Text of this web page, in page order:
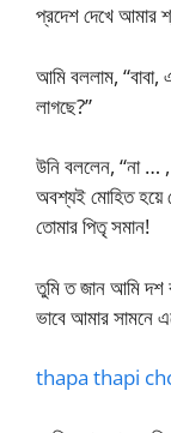
প্রদেশ দেখে আমার
আমি বললাম,
লাগছে?”
উনি বললেন, “না …
অবশ্যই মোহিত হয়ে
তোমার পিতৃ সমান!
তুমি ত জান আমি
ভাবে আমার সামনে
thapa thapi